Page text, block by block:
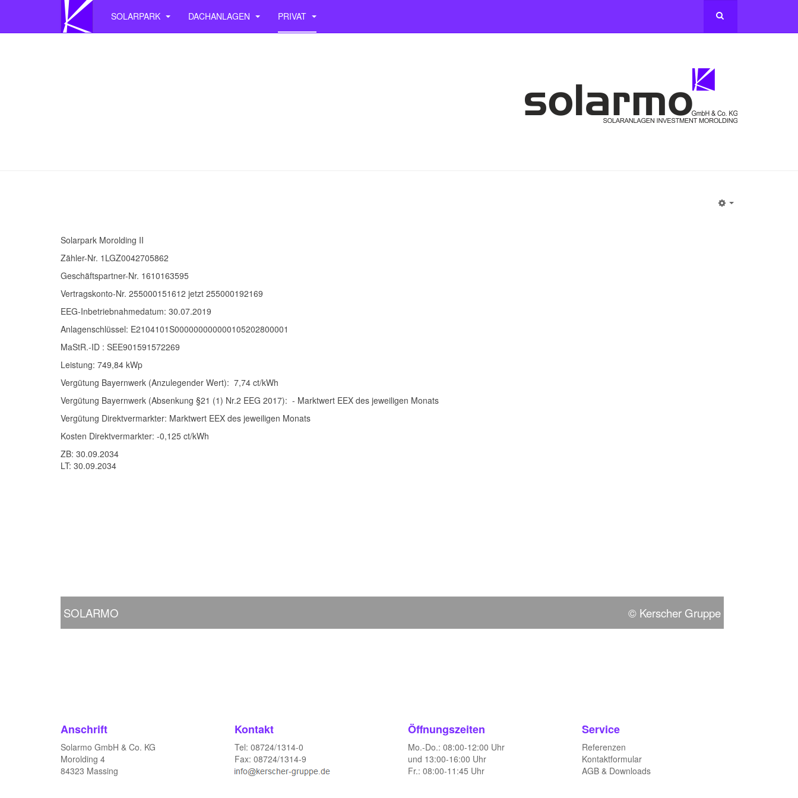
SOLARPARK DACHANLAGEN PRIVAT
Solarpark Morolding II
Zähler-Nr. 1LGZ0042705862
Geschäftspartner-Nr. 1610163595
Vertragskonto-Nr. 255000151612 jetzt 255000192169
EEG-Inbetriebnahmedatum: 30.07.2019
Anlagenschlüssel: E2104101S000000000000105202800001
MaStR.-ID : SEE901591572269
Leistung: 749,84 kWp
Vergütung Bayernwerk (Anzulegender Wert): 7,74 ct/kWh
Vergütung Bayernwerk (Absenkung §21 (1) Nr.2 EEG 2017): - Marktwert EEX des jeweiligen Monats
Vergütung Direktvermarkter: Marktwert EEX des jeweiligen Monats
Kosten Direktvermarkter: -0,125 ct/kWh
ZB: 30.09.2034
LT: 30.09.2034
SOLARMO © Kerscher Gruppe
Anschrift
Solarmo GmbH & Co. KG
Morolding 4
84323 Massing
Kontakt
Tel: 08724/1314-0
Fax: 08724/1314-9
Öffnungszeiten
Mo.-Do.: 08:00-12:00 Uhr
und 13:00-16:00 Uhr
Fr.: 08:00-11:45 Uhr
Service
Referenzen
Kontaktformular
AGB & Downloads